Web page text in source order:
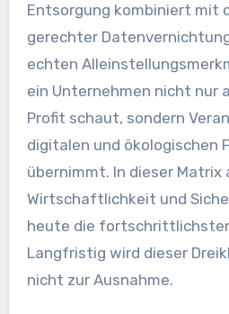
Entsorgung kombiniert mit
gerechter
echten
ein Unternehmen nicht nur
Profit schaut, sondern
digitalen und ökologischen
übernimmt. In dieser Matrix
Wirtschaftlichkeit und
heute die
Langfristig wird dieser
nicht zur Ausnahme.